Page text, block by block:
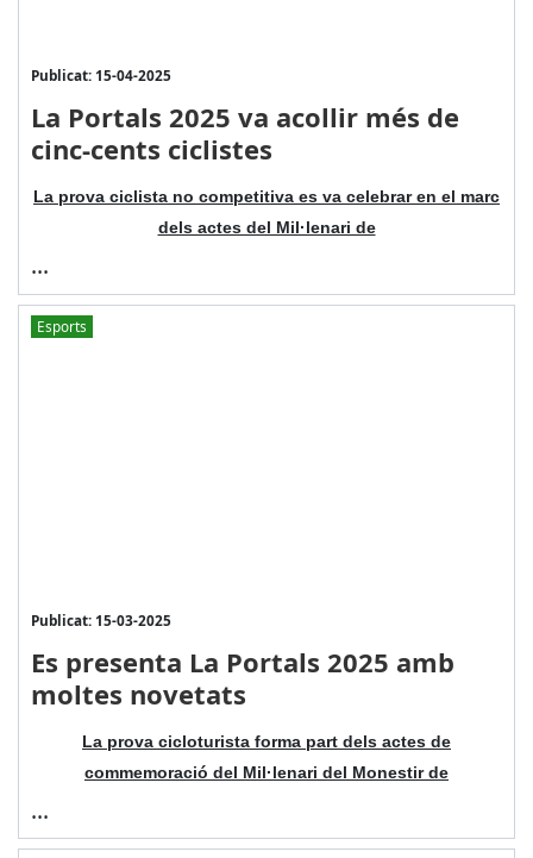
Publicat: 15-04-2025
La Portals 2025 va acollir més de
cinc-cents ciclistes
La prova ciclista no competitiva es va celebrar en el marc
dels actes del Mil·lenari de
...
Esports
Publicat: 15-03-2025
Es presenta La Portals 2025 amb
moltes novetats
La prova cicloturista forma part dels actes de
commemoració del Mil·lenari del Monestir de
...